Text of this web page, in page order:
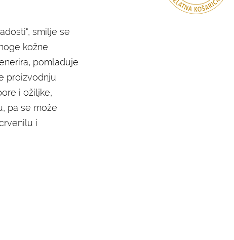
smilje se
kožne
pomlađuje
proizvodnju
i ožiljke,
pa se može
i